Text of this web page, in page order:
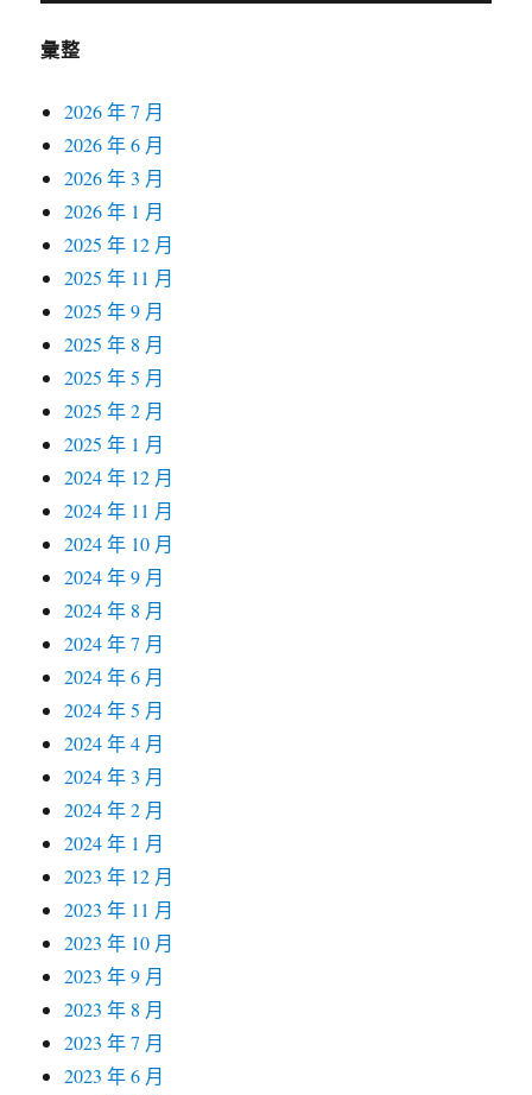
彙整
2026 年 7 月
2026 年 6 月
2026 年 3 月
2026 年 1 月
2025 年 12 月
2025 年 11 月
2025 年 9 月
2025 年 8 月
2025 年 5 月
2025 年 2 月
2025 年 1 月
2024 年 12 月
2024 年 11 月
2024 年 10 月
2024 年 9 月
2024 年 8 月
2024 年 7 月
2024 年 6 月
2024 年 5 月
2024 年 4 月
2024 年 3 月
2024 年 2 月
2024 年 1 月
2023 年 12 月
2023 年 11 月
2023 年 10 月
2023 年 9 月
2023 年 8 月
2023 年 7 月
2023 年 6 月